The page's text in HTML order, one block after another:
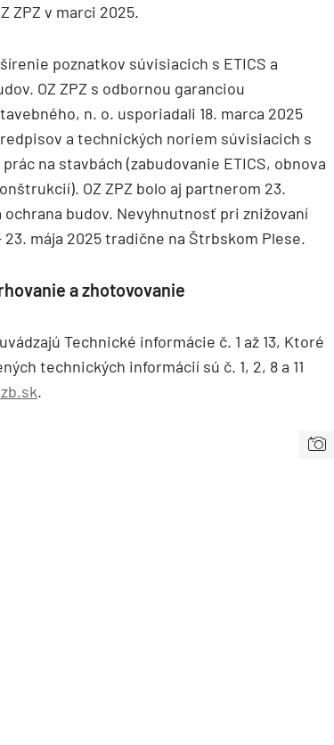
ZPZ v marci 2025.
poznatkov súvisiacich s ETICS a
OZ ZPZ s odbornou garanciou
n. o. usporiadali 18. marca 2025
a technických noriem súvisiacich s
na stavbách (zabudovanie ETICS, obnova
OZ ZPZ bolo aj partnerom 23.
budov. Nevyhnutnosť pri znižovaní
23. mája 2025 tradične na Štrbskom Plese.
a zhotovovanie
Technické informácie č. 1 až 13, Ktoré
technických informácií sú č. 1, 2, 8 a 11
.